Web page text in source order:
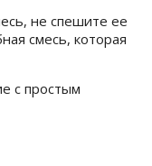
не спешите ее
смесь, которая
с простым